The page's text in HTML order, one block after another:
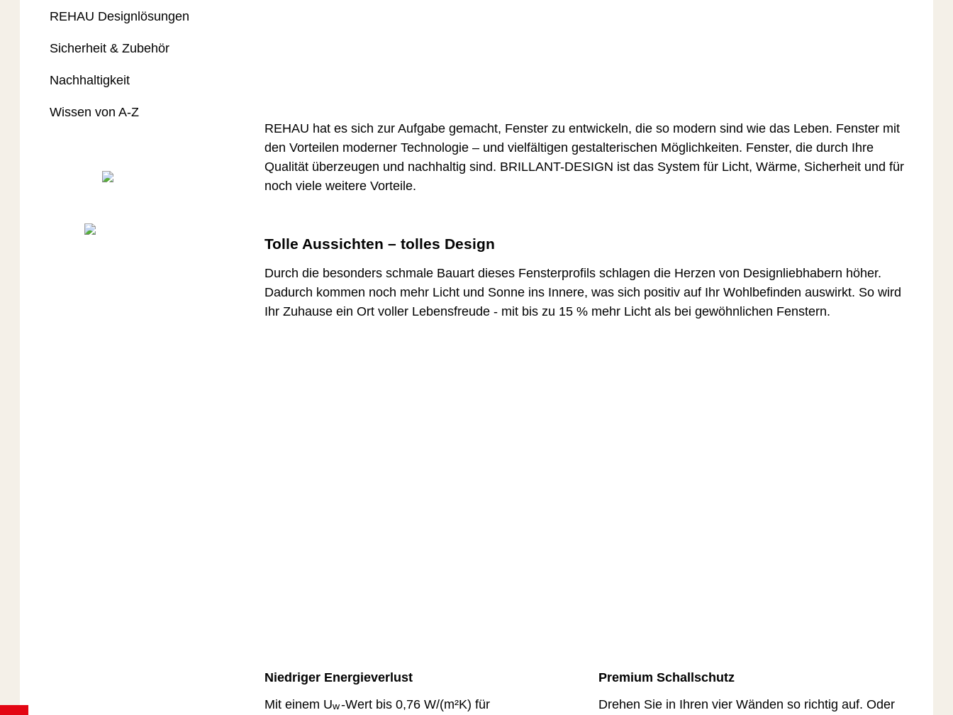
REHAU Designlösungen
Sicherheit & Zubehör
Nachhaltigkeit
Wissen von A-Z
REHAU hat es sich zur Aufgabe gemacht, Fenster zu entwickeln, die so modern sind wie das Leben. Fenster mit
den Vorteilen moderner Technologie – und vielfältigen gestalterischen Möglichkeiten. Fenster, die durch Ihre
Qualität überzeugen und nachhaltig sind. BRILLANT-DESIGN ist das System für Licht, Wärme, Sicherheit und für
noch viele weitere Vorteile.
Tolle Aussichten – tolles Design
Durch die besonders schmale Bauart dieses Fensterprofils schlagen die Herzen von Designliebhabern höher.
Dadurch kommen noch mehr Licht und Sonne ins Innere, was sich positiv auf Ihr Wohlbefinden auswirkt. So wird
Ihr Zuhause ein Ort voller Lebensfreude - mit bis zu 15 % mehr Licht als bei gewöhnlichen Fenstern.
Niedriger Energieverlust
Mit einem Uw-Wert bis 0,76 W/(m²K) für
Premium Schallschutz
Drehen Sie in Ihren vier Wänden so richtig auf. Oder